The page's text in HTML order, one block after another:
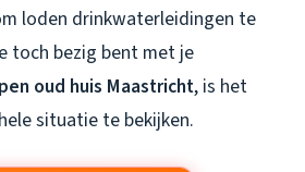
loden drinkwaterleidingen te
toch bezig bent met je
oud huis Maastricht, is het
situatie te bekijken.